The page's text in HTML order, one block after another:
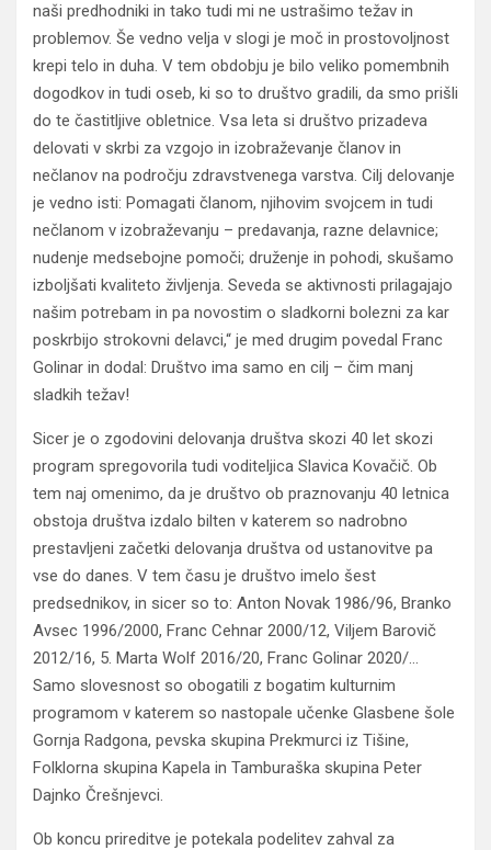
naši predhodniki in tako tudi mi ne ustrašimo težav in
problemov. Še vedno velja v slogi je moč in prostovoljnost
krepi telo in duha. V tem obdobju je bilo veliko pomembnih
dogodkov in tudi oseb, ki so to društvo gradili, da smo prišli
do te častitljive obletnice. Vsa leta si društvo prizadeva
delovati v skrbi za vzgojo in izobraževanje članov in
nečlanov na področju zdravstvenega varstva. Cilj delovanje
je vedno isti: Pomagati članom, njihovim svojcem in tudi
nečlanom v izobraževanju – predavanja, razne delavnice;
nudenje medsebojne pomoči; druženje in pohodi, skušamo
izboljšati kvaliteto življenja. Seveda se aktivnosti prilagajajo
našim potrebam in pa novostim o sladkorni bolezni za kar
poskrbijo strokovni delavci,“ je med drugim povedal Franc
Golinar in dodal: Društvo ima samo en cilj – čim manj
sladkih težav!
Sicer je o zgodovini delovanja društva skozi 40 let skozi
program spregovorila tudi voditeljica Slavica Kovačič. Ob
tem naj omenimo, da je društvo ob praznovanju 40 letnica
obstoja društva izdalo bilten v katerem so nadrobno
prestavljeni začetki delovanja društva od ustanovitve pa
vse do danes. V tem času je društvo imelo šest
predsednikov, in sicer so to: Anton Novak 1986/96, Branko
Avsec 1996/2000, Franc Cehnar 2000/12, Viljem Barovič
2012/16, 5. Marta Wolf 2016/20, Franc Golinar 2020/…
Samo slovesnost so obogatili z bogatim kulturnim
programom v katerem so nastopale učenke Glasbene šole
Gornja Radgona, pevska skupina Prekmurci iz Tišine,
Folklorna skupina Kapela in Tamburaška skupina Peter
Dajnko Črešnjevci.
Ob koncu prireditve je potekala podelitev zahval za